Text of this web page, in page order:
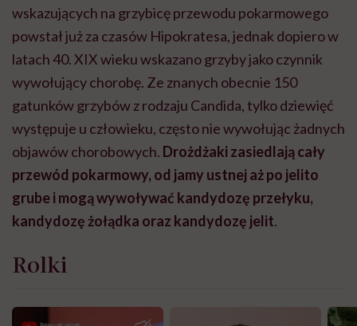
wskazujących na grzybicę przewodu pokarmowego
powstał już za czasów Hipokratesa, jednak dopiero w
latach 40. XIX wieku wskazano grzyby jako czynnik
wywołujący chorobę. Ze znanych obecnie 150
gatunków grzybów z rodzaju Candida, tylko dziewięć
występuje u człowieku, często nie wywołując żadnych
objawów chorobowych. Drożdżaki zasiedlają cały
przewód pokarmowy, od jamy ustnej aż po jelito
grube i mogą wywoływać kandydozę przełyku,
kandydozę żołądka oraz kandydozę jelit.
Rolki